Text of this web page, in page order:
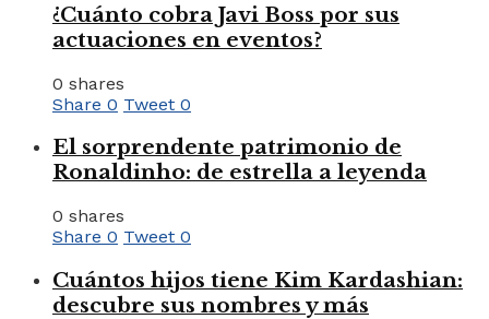
¿Cuánto cobra Javi Boss por sus
actuaciones en eventos?
0 shares
Share 0 Tweet 0
El sorprendente patrimonio de
Ronaldinho: de estrella a leyenda
0 shares
Share 0 Tweet 0
Cuántos hijos tiene Kim Kardashian:
descubre sus nombres y más